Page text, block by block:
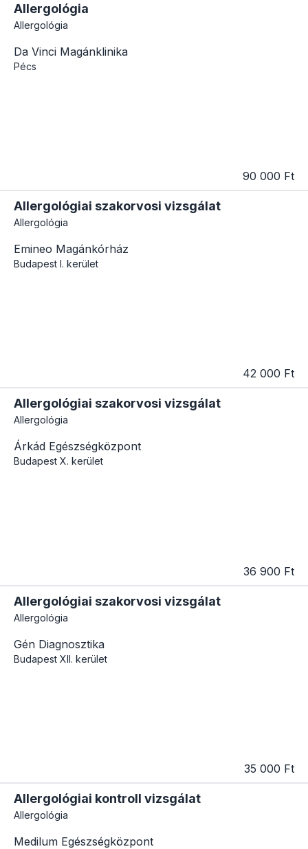
Allergológia
Allergológia
Da Vinci Magánklinika
Pécs
90 000 Ft
Allergológiai szakorvosi vizsgálat
Allergológia
Emineo Magánkórház
Budapest I. kerület
42 000 Ft
Allergológiai szakorvosi vizsgálat
Allergológia
Árkád Egészségközpont
Budapest X. kerület
36 900 Ft
Allergológiai szakorvosi vizsgálat
Allergológia
Gén Diagnosztika
Budapest XII. kerület
35 000 Ft
Allergológiai kontroll vizsgálat
Allergológia
Medilum Egészségközpont